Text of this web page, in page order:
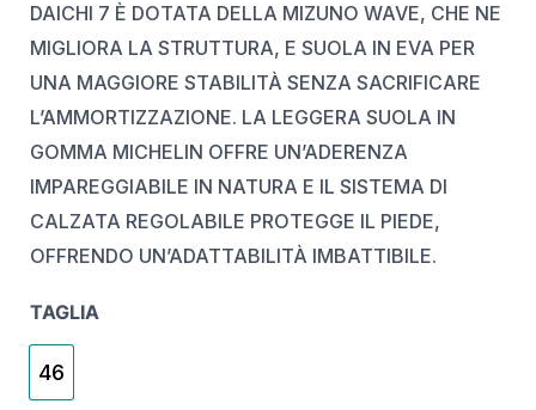
DAICHI 7 È DOTATA DELLA MIZUNO WAVE, CHE NE
MIGLIORA LA STRUTTURA, E SUOLA IN EVA PER
UNA MAGGIORE STABILITÀ SENZA SACRIFICARE
L’AMMORTIZZAZIONE. LA LEGGERA SUOLA IN
GOMMA MICHELIN OFFRE UN’ADERENZA
IMPAREGGIABILE IN NATURA E IL SISTEMA DI
CALZATA REGOLABILE PROTEGGE IL PIEDE,
OFFRENDO UN’ADATTABILITÀ IMBATTIBILE.
TAGLIA
46